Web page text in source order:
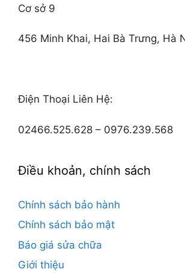
Cơ sở 9
456 Minh Khai, Hai Bà Trưng, Hà
Điện Thoại Liên Hệ:
02466.525.628 – 0976.239.568
Điều khoản, chính sách
Chính sách bảo hành
Chính sách bảo mật
Báo giá sửa chữa
Giới thiệu